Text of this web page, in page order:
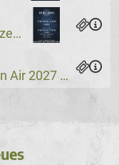
VNV Nation & Gäste - Open Air 2027
@